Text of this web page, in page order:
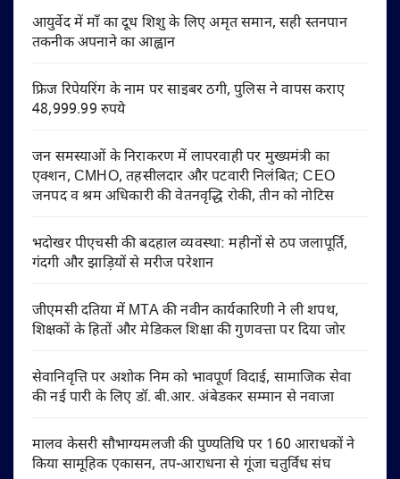
आयुर्वेद में माँ का दूध शिशु के लिए अमृत समान, सही स्तनपान
तकनीक अपनाने का आह्वान
फ्रिज रिपेयरिंग के नाम पर साइबर ठगी, पुलिस ने वापस कराए
48,999.99 रुपये
जन समस्याओं के निराकरण में लापरवाही पर मुख्यमंत्री का
एक्शन, CMHO, तहसीलदार और पटवारी निलंबित; CEO
जनपद व श्रम अधिकारी की वेतनवृद्धि रोकी, तीन को नोटिस
भदोखर पीएचसी की बदहाल व्यवस्था: महीनों से ठप जलापूर्ति,
गंदगी और झाड़ियों से मरीज परेशान
जीएमसी दतिया में MTA की नवीन कार्यकारिणी ने ली शपथ,
शिक्षकों के हितों और मेडिकल शिक्षा की गुणवत्ता पर दिया जोर
सेवानिवृत्ति पर अशोक निम को भावपूर्ण विदाई, सामाजिक सेवा
की नई पारी के लिए डॉ. बी.आर. अंबेडकर सम्मान से नवाजा
मालव केसरी सौभाग्यमलजी की पुण्यतिथि पर 160 आराधकों ने
किया सामूहिक एकासन, तप-आराधना से गूंजा चतुर्विध संघ